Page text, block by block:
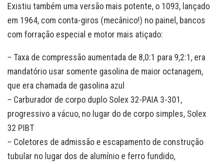
Existiu também uma versão mais potente, o 1093, lançado
em 1964, com conta-giros (mecânico!) no painel, bancos
com forração especial e motor mais atiçado:
– Taxa de compressão aumentada de 8,0:1 para 9,2:1, era
mandatório usar somente gasolina de maior octanagem,
que era chamada de gasolina azul
– Carburador de corpo duplo Solex 32-PAIA 3-301,
progressivo a vácuo, no lugar do de corpo simples, Solex
32 PIBT
– Coletores de admissão e escapamento de construção
tubular no lugar dos de alumínio e ferro fundido,